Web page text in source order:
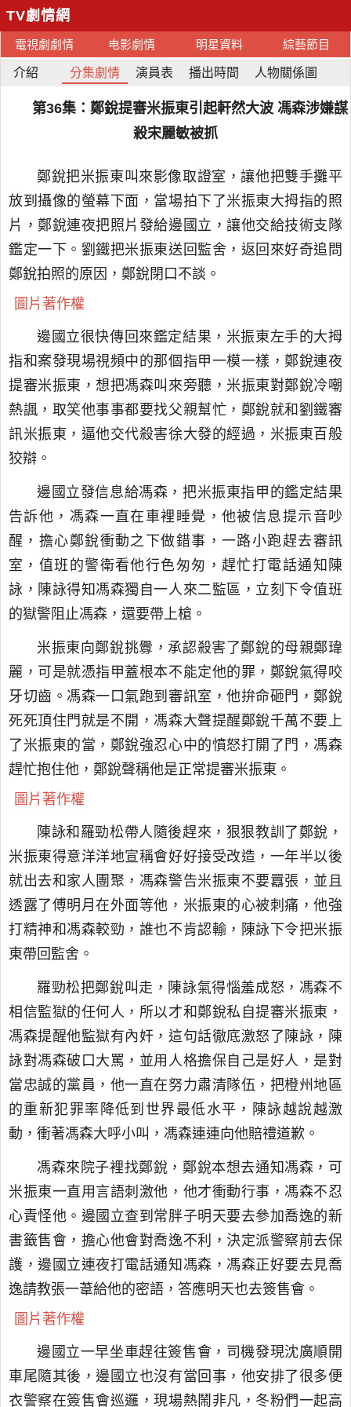
TV劇情網
電視劇劇情 电影劇情 明星資料 綜藝節目
介紹 分集劇情 演員表 播出時間 人物關係圖
第36集：鄭銳提審米振東引起軒然大波 馮森涉嫌謀
殺宋麗敏被抓
鄭銳把米振東叫來影像取證室，讓他把雙手攤平
放到攝像的螢幕下面，當場拍下了米振東大拇指的照
片，鄭銳連夜把照片發給邊國立，讓他交給技術支隊
鑑定一下。劉鐵把米振東送回監舍，返回來好奇追問
鄭銳拍照的原因，鄭銳閉口不談。
圖片著作權
邊國立很快傳回來鑑定結果，米振東左手的大拇
指和案發現場視頻中的那個指甲一模一樣，鄭銳連夜
提審米振東，想把馮森叫來旁聽，米振東對鄭銳冷嘲
熱諷，取笑他事事都要找父親幫忙，鄭銳就和劉鐵審
訊米振東，逼他交代殺害徐大發的經過，米振東百般
狡辯。
邊國立發信息給馮森，把米振東指甲的鑑定結果
告訴他，馮森一直在車裡睡覺，他被信息提示音吵
醒，擔心鄭銳衝動之下做錯事，一路小跑趕去審訊
室，值班的警衛看他行色匆匆，趕忙打電話通知陳
詠，陳詠得知馮森獨自一人來二監區，立刻下令值班
的獄警阻止馮森，還要帶上槍。
米振東向鄭銳挑釁，承認殺害了鄭銳的母親鄭瑋
麗，可是就憑指甲蓋根本不能定他的罪，鄭銳氣得咬
牙切齒。馮森一口氣跑到審訊室，他拚命砸門，鄭銳
死死頂住門就是不開，馮森大聲提醒鄭銳千萬不要上
了米振東的當，鄭銳強忍心中的憤怒打開了門，馮森
趕忙抱住他，鄭銳聲稱他是正常提審米振東。
圖片著作權
陳詠和羅勁松帶人隨後趕來，狠狠教訓了鄭銳，
米振東得意洋洋地宣稱會好好接受改造，一年半以後
就出去和家人團聚，馮森警告米振東不要囂張，並且
透露了傅明月在外面等他，米振東的心被刺痛，他強
打精神和馮森較勁，誰也不肯認輸，陳詠下令把米振
東帶回監舍。
羅勁松把鄭銳叫走，陳詠氣得惱羞成怒，馮森不
相信監獄的任何人，所以才和鄭銳私自提審米振東，
馮森提醒他監獄有內奸，這句話徹底激怒了陳詠，陳
詠對馮森破口大罵，並用人格擔保自己是好人，是對
當忠誠的黨員，他一直在努力肅清隊伍，把橙州地區
的重新犯罪率降低到世界最低水平，陳詠越說越激
動，衝著馮森大呼小叫，馮森連連向他賠禮道歉。
馮森來院子裡找鄭銳，鄭銳本想去通知馮森，可
米振東一直用言語刺激他，他才衝動行事，馮森不忍
心責怪他。邊國立查到常胖子明天要去參加喬逸的新
書籤售會，擔心他會對喬逸不利，決定派警察前去保
護，邊國立連夜打電話通知馮森，馮森正好要去見喬
逸請教張一葦給他的密語，答應明天也去簽售會。
圖片著作權
邊國立一早坐車趕往簽售會，司機發現沈廣順開
車尾隨其後，邊國立也沒有當回事，他安排了很多便
衣警察在簽售會巡邏，現場熱鬧非凡，冬粉們一起高